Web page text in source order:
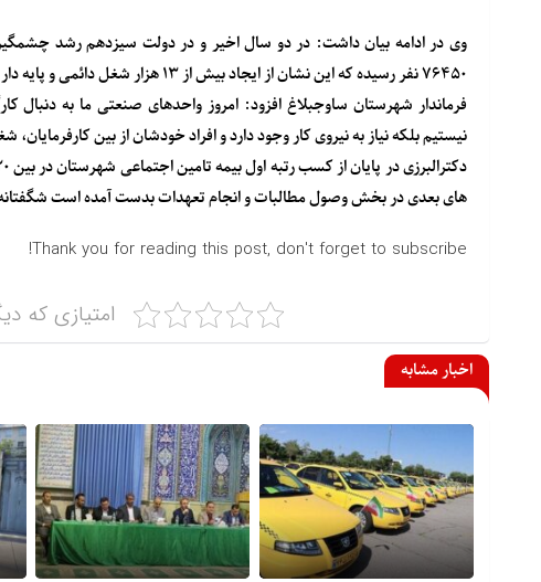
۷۶۴۵۰ نفر رسیده که این نشان از ایجاد بیش از ۱۳ هزار شغل دائمی و پایه دار می باشد.
فرماندار شهرستان ساوجبلاغ افزود: امروز واحدهای صنعتی ما به
نیستیم بلکه نیاز به نیروی کار وجود دارد و افراد خودشان از بین
های بعدی در بخش وصول مطالبات و انجام تعهدات بدست آمده است
Thank you for reading this post, don't forget to subscribe!
امتیازی که
اخبار مشابه